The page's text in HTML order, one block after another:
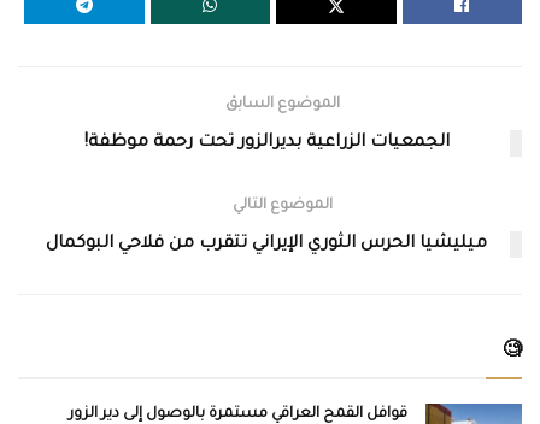
الموضوع السابق
الجمعيات الزراعية بديرالزور تحت رحمة موظفة!
الموضوع التالي
ميليشيا الحرس الثوري الإيراني تتقرب من فلاحي البوكمال
🧐
قوافل القمح العراقي مستمرة بالوصول إلى دير الزور